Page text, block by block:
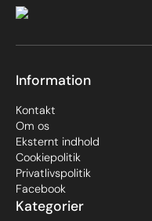
Kategorier
Information
Kontakt
Om os
Eksternt indhold
Cookiepolitik
Privatlivspolitik
Facebook